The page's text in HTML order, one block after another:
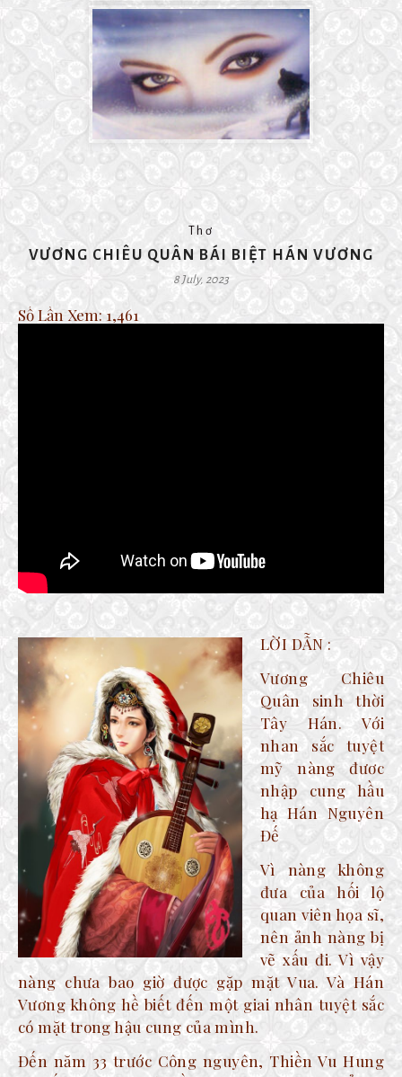
Thơ
VƯƠNG CHIÊU QUÂN BÁI BIỆT HÁN VƯƠNG
8 July, 2023
Số Lần Xem: 1,461
LỜI DẪN :
Vương Chiêu
Quân sinh thời
Tây Hán. Với
nhan sắc tuyệt
mỹ nàng đươc
nhập cung hầu
hạ Hán Nguyên
Đế
Vì nàng không
đưa của hối lộ
quan viên họa sĩ,
nên ảnh nàng bị
vẽ xấu đi. Vì vậy
nàng chưa bao giờ được gặp mặt Vua. Và Hán
Vương không hề biết đến một giai nhân tuyệt sắc
có mặt trong hậu cung của mình.
Đến năm 33 trước Công nguyên, Thiền Vu Hung